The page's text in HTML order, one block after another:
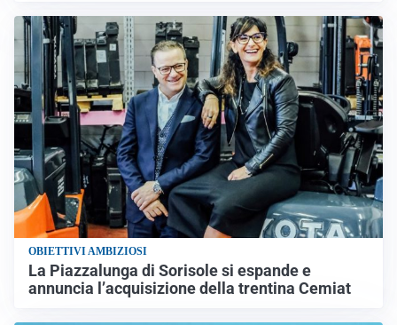
OBIETTIVI AMBIZIOSI
La Piazzalunga di Sorisole si espande e
annuncia l’acquisizione della trentina Cemiat